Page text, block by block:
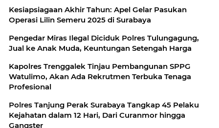
Kesiapsiagaan Akhir Tahun: Apel Gelar Pasukan
Operasi Lilin Semeru 2025 di Surabaya
Pengedar Miras Ilegal Diciduk Polres Tulungagung,
Jual ke Anak Muda, Keuntungan Setengah Harga
Kapolres Trenggalek Tinjau Pembangunan SPPG
Watulimo, Akan Ada Rekrutmen Terbuka Tenaga
Profesional
Polres Tanjung Perak Surabaya Tangkap 45 Pelaku
Kejahatan dalam 12 Hari, Dari Curanmor hingga
Gangster